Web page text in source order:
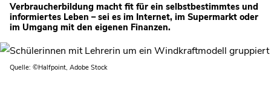
Verbraucherbildung macht fit für ein selbstbestimmtes und
informiertes Leben – sei es im Internet, im Supermarkt oder
im Umgang mit den eigenen Finanzen.
Quelle: ©Halfpoint, Adobe Stock